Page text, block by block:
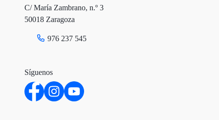
C/ María Zambrano, n.º 3
50018 Zaragoza
976 237 545
Síguenos